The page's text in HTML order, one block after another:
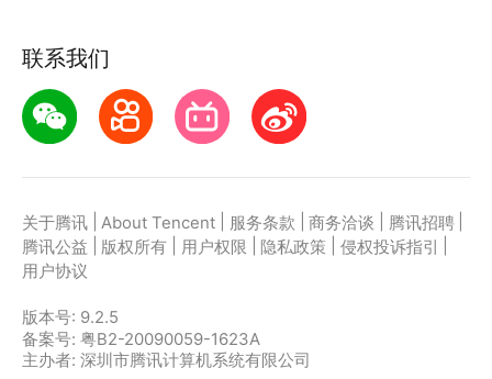
联系我们
关于腾讯 About Tencent 服务条款 商务洽谈 腾讯招聘
腾讯公益
版权所有 用户权限 隐私政策 侵权投诉指引
用户协议
版本号: 9.2.5
备案号: 粤B2-20090059-1623A
主办者: 深圳市腾讯计算机系统有限公司